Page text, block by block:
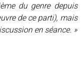
du genre depuis
de ce parti), mais
en séance. »